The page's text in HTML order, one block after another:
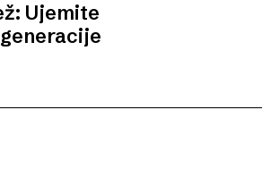
Ujemite